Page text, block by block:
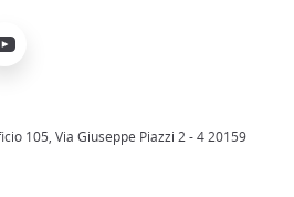
105, Via Giuseppe Piazzi 2 - 4 20159